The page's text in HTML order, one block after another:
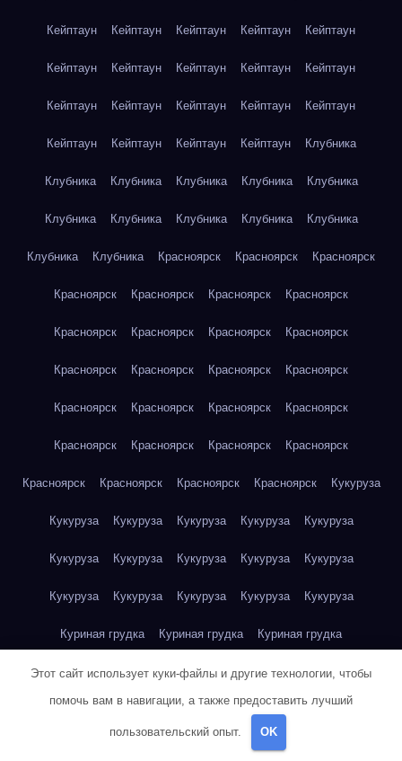
Кейптаун Кейптаун Кейптаун Кейптаун Кейптаун
Кейптаун Кейптаун Кейптаун Кейптаун Кейптаун
Кейптаун Кейптаун Кейптаун Кейптаун Кейптаун
Кейптаун Кейптаун Кейптаун Кейптаун Клубника
Клубника Клубника Клубника Клубника Клубника
Клубника Клубника Клубника Клубника Клубника
Клубника Клубника Красноярск Красноярск Красноярск
Красноярск Красноярск Красноярск Красноярск
Красноярск Красноярск Красноярск Красноярск
Красноярск Красноярск Красноярск Красноярск
Красноярск Красноярск Красноярск Красноярск
Красноярск Красноярск Красноярск Красноярск
Красноярск Красноярск Красноярск Красноярск Кукуруза
Кукуруза Кукуруза Кукуруза Кукуруза Кукуруза
Кукуруза Кукуруза Кукуруза Кукуруза Кукуруза
Кукуруза Кукуруза Кукуруза Кукуруза Кукуруза
Куриная грудка Куриная грудка Куриная грудка
Куриная грудка Куриная грудка Куриная грудка
Куриная грудка Куриная грудка
Куриное яйцо
Этот сайт использует куки-файлы и другие технологии, чтобы
помочь вам в навигации, а также предоставить лучший
пользовательский опыт. OK